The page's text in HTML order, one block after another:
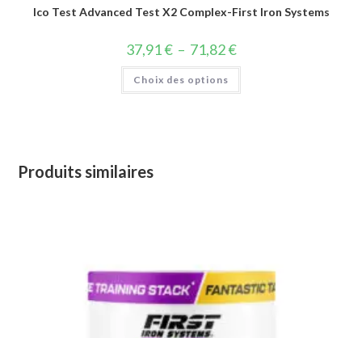
Ico Test Advanced Test X2 Complex-First Iron Systems
37,91€ – 71,82€
Choix des options
Produits similaires